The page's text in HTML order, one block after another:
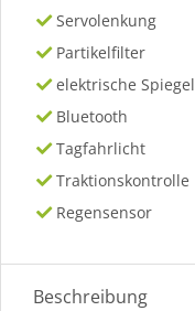
Servolenkung
Partikelfilter
elektrische Spiegel
Bluetooth
Tagfahrlicht
Traktionskontrolle
Regensensor
Beschreibung